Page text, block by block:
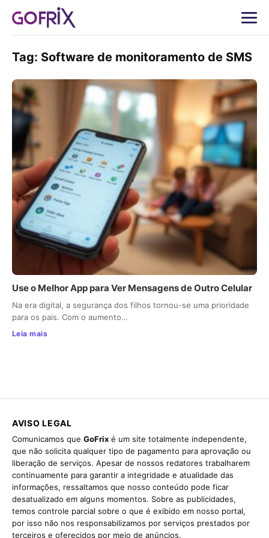
Tag: Software de monitoramento de SMS
Use o Melhor App para Ver Mensagens de Outro Celular
Na era digital, a segurança dos filhos tornou-se uma prioridade
para os pais. Com o aumento…
Leia mais
AVISO LEGAL
Comunicamos que GoFrix é um site totalmente independente,
que não solicita qualquer tipo de pagamento para aprovação ou
liberação de serviços. Apesar de nossos redatores trabalharem
continuamente para garantir a integridade e atualidade das
informações, ressaltamos que nosso conteúdo pode ficar
desatualizado em alguns momentos. Sobre as publicidades,
temos controle parcial sobre o que é exibido em nosso portal,
por isso não nos responsabilizamos por serviços prestados por
terceiros e oferecidos por meio de anúncios.